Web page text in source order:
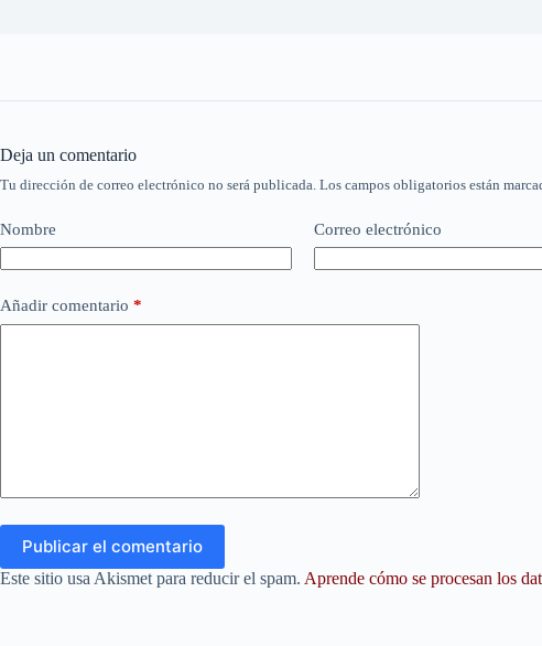
Deja un comentario
Tu dirección de correo electrónico no será publicada. Los campos obligatorios están
Nombre Correo electrónico
Añadir comentario *
Publicar el comentario
Este sitio usa Akismet para reducir el spam. Aprende cómo se procesan los